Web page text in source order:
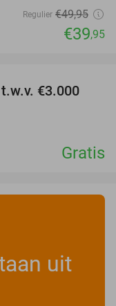
Regulier €49,95
€39,95
€3.000
Gratis
uit